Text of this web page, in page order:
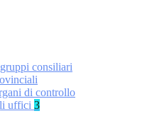
consiliari
di controllo
uffici 3